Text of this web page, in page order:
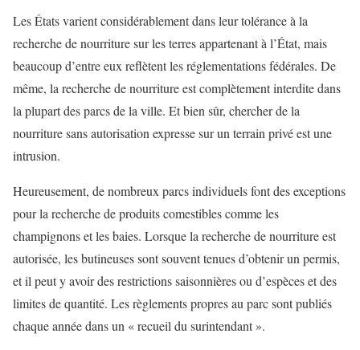
Les États varient considérablement dans leur tolérance à la
recherche de nourriture sur les terres appartenant à l’État, mais
beaucoup d’entre eux reflètent les réglementations fédérales. De
même, la recherche de nourriture est complètement interdite dans
la plupart des parcs de la ville. Et bien sûr, chercher de la
nourriture sans autorisation expresse sur un terrain privé est une
intrusion.
Heureusement, de nombreux parcs individuels font des exceptions
pour la recherche de produits comestibles comme les
champignons et les baies. Lorsque la recherche de nourriture est
autorisée, les butineuses sont souvent tenues d’obtenir un permis,
et il peut y avoir des restrictions saisonnières ou d’espèces et des
limites de quantité. Les règlements propres au parc sont publiés
chaque année dans un « recueil du surintendant ».